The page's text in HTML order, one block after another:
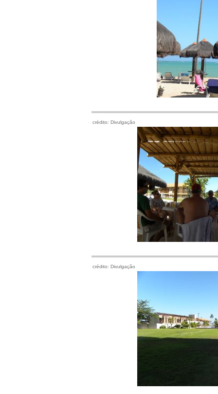
crédito: Divulgação
crédito: Divulgação